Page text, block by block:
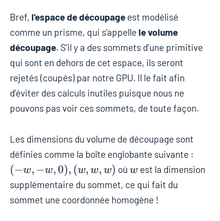
Bref, l’espace de découpage est modélisé
comme un prisme, qui s’appelle le volume
découpage. S’il y a des sommets d’une primitive
qui sont en dehors de cet espace, ils seront
rejetés (coupés) par notre GPU. Il le fait afin
d’éviter des calculs inutiles puisque nous ne
pouvons pas voir ces sommets, de toute façon.
Les dimensions du volume de découpage sont
définies comme la boîte englobante suivante :
w,
(−w, −w, 0), (w, w, w) oùw
w est la dimension
supplémentaire du sommet, ce qui fait du
sommet une coordonnée homogène !